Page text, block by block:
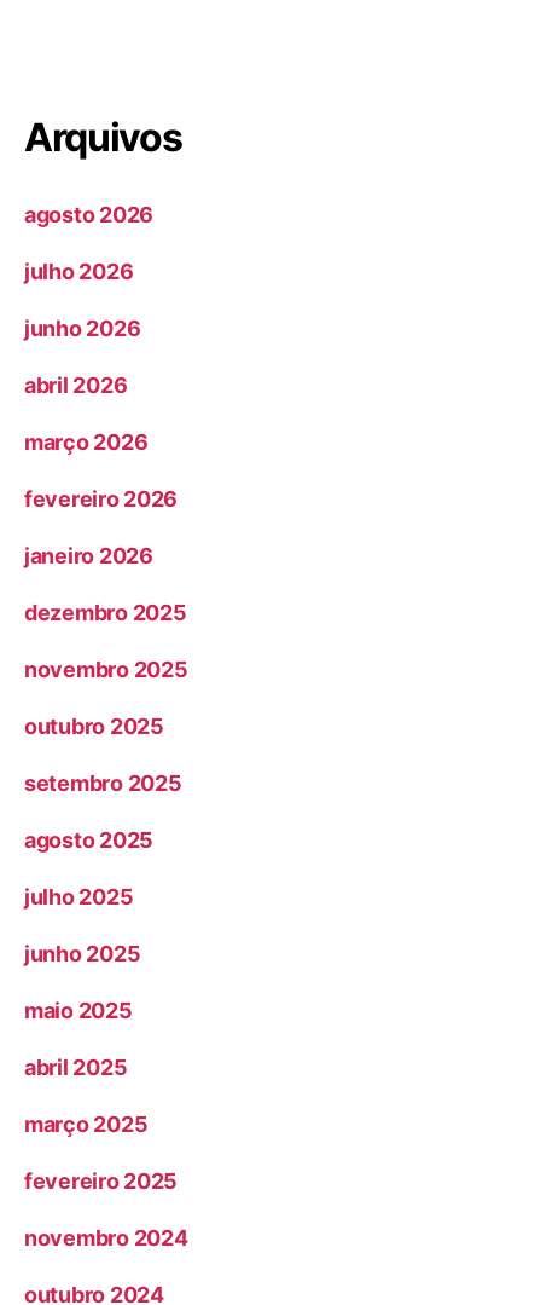
Arquivos
agosto 2026
julho 2026
junho 2026
abril 2026
março 2026
fevereiro 2026
janeiro 2026
dezembro 2025
novembro 2025
outubro 2025
setembro 2025
agosto 2025
julho 2025
junho 2025
maio 2025
abril 2025
março 2025
fevereiro 2025
novembro 2024
outubro 2024